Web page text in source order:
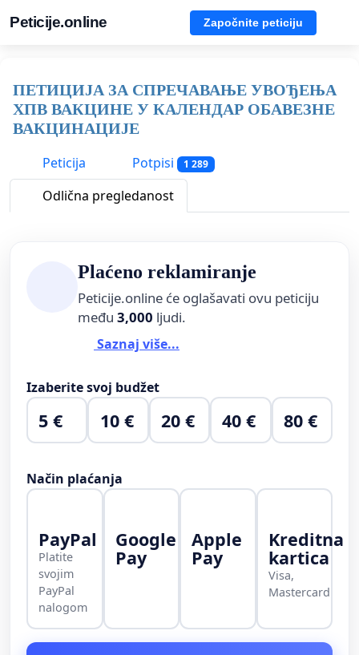
Peticije.online Započnite peticiju
ПЕТИЦИЈА ЗА СПРЕЧАВАЊЕ УВОЂЕЊА
ХПВ ВАКЦИНЕ У КАЛЕНДАР ОБАВЕЗНЕ
ВАКЦИНАЦИЈЕ
Peticija
Potpisi 1 289
Odlična pregledanost
Plaćeno reklamiranje
Peticije.online će oglašavati ovu peticiju
među 3,000 ljudi.
Saznaj više...
Izaberite svoj budžet
5 € 10 € 20 € 40 € 80 €
Način plaćanja
PayPal
Platite
svojim
PayPal
nalogom
Google
Pay
Apple
Pay
Kreditna
kartica
Visa,
Mastercard